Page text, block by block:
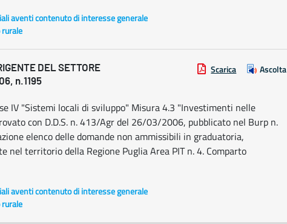
aventi contenuto di interesse generale
DEL SETTORE
n.1195
Scarica Ascolta
IV "Sistemi locali di sviluppo" Misura 4.3 "Investimenti nelle
con D.D.S. n. 413/Agr del 26/03/2006, pubblicato nel Burp n.
elenco delle domande non ammissibili in graduatoria,
nel territorio della Regione Puglia Area PIT n. 4. Comparto
aventi contenuto di interesse generale